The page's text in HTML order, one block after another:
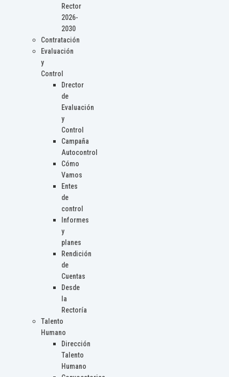
Rector
2026-
2030
Contratación
Evaluación
y
Control
Drector
de
Evaluación
y
Control
Campaña
Autocontrol
Cómo
Vamos
Entes
de
control
Informes
y
planes
Rendición
de
Cuentas
Desde
la
Rectoría
Talento
Humano
Dirección
Talento
Humano